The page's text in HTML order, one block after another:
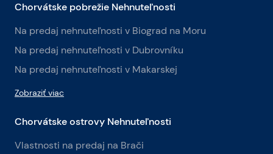
Chorvátske pobrežie Nehnuteľnosti
Na predaj nehnuteľnosti v Biograd na Moru
Na predaj nehnuteľnosti v Dubrovníku
Na predaj nehnuteľnosti v Makarskej
Zobraziť viac
Chorvátske ostrovy Nehnuteľnosti
Vlastnosti na predaj na Brači